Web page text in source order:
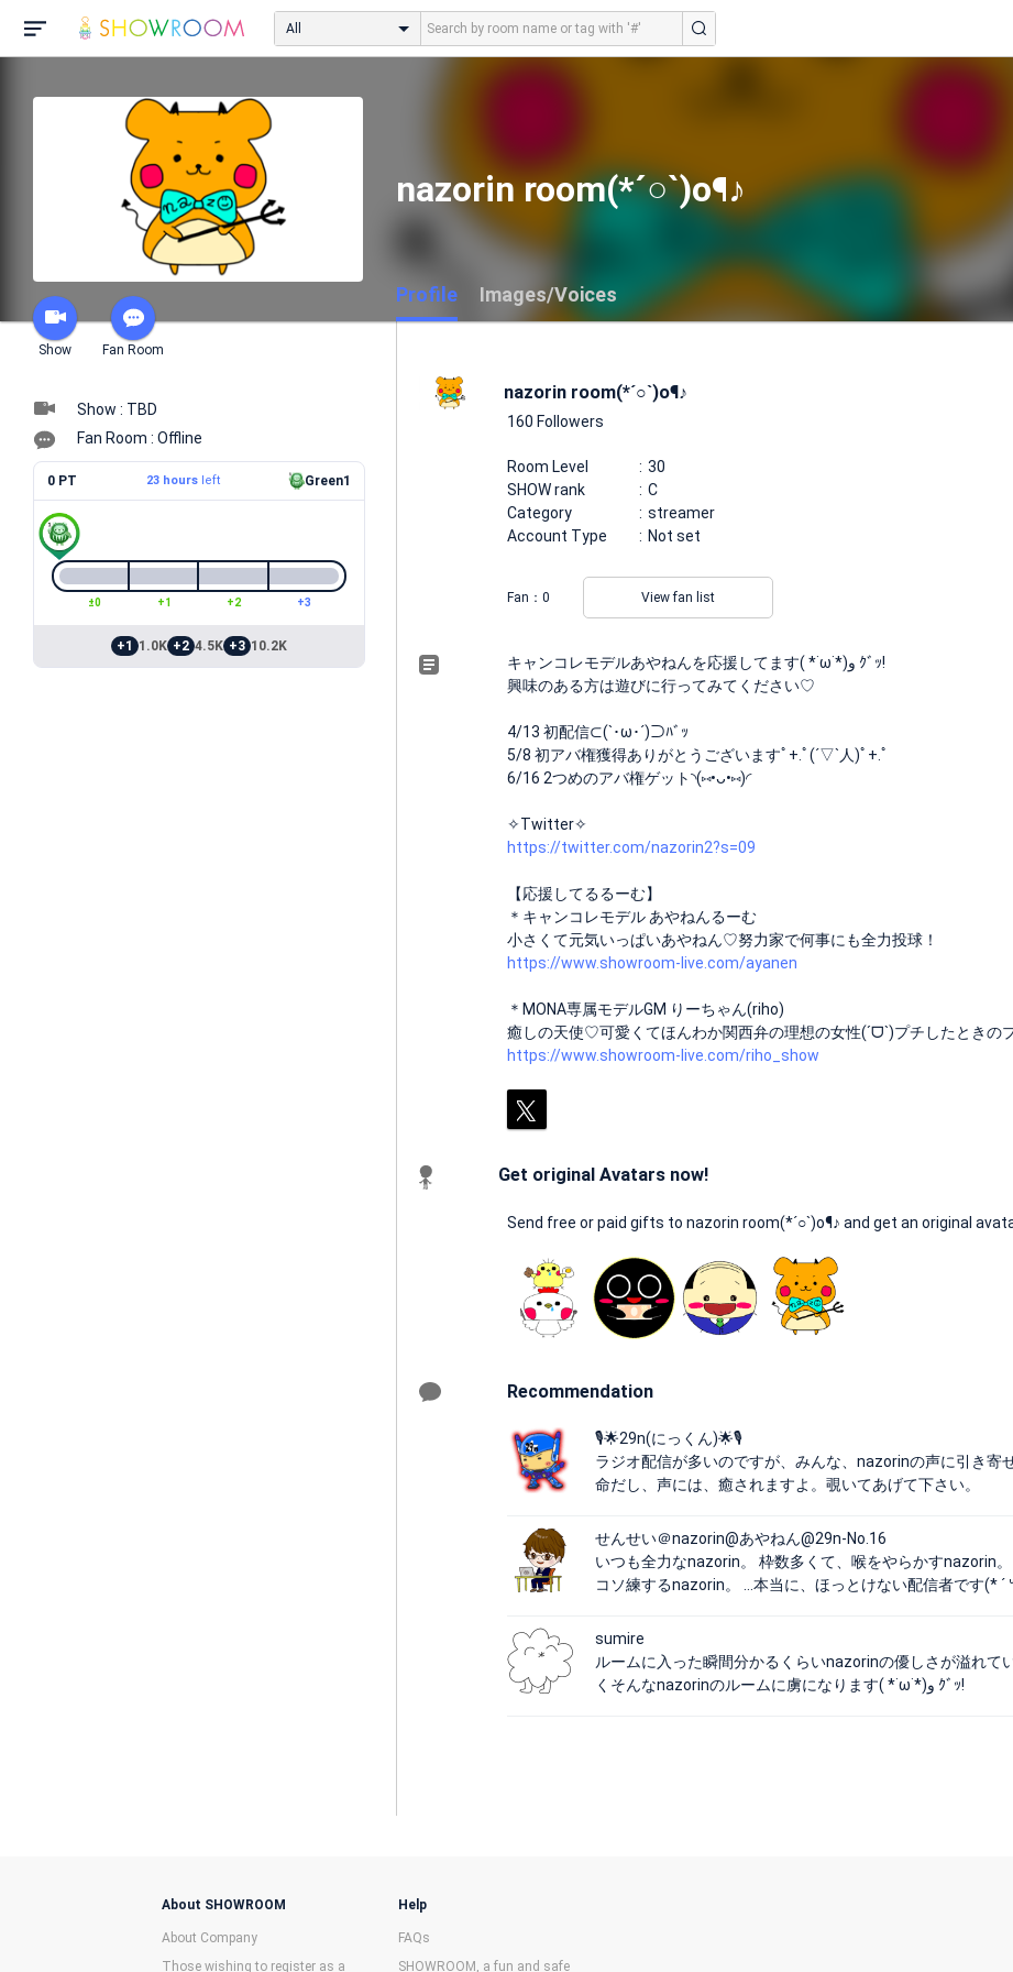
All
Show Fan Room
nazorin room(*´○`)o¶♪
Profile Images/Voices
Show : TBD
Fan Room : Offline
0 PT 23 hoursleft Green1
±0 +1 +2 +3
+1 1.0K +2 4.5K +3 10.2K
nazorin room(*´○`)o¶♪
160 Followers
Room Level
30
SHOW rank
C
Category
streamer
Account Type
Not set
Fan： 0 View fan list
キャンコレモデルあやねんを応援してます( *˙ω˙*)و ｸﾞｯ!
興味のある方は遊びに行ってみてください♡
4/13 初配信⊂(`･ω･´)⊃ﾊﾞｯ
5/8 初アバ権獲得ありがとうございますﾟ+.ﾟ(´▽`人)ﾟ+.ﾟ
6/16 2つめのアバ権ゲット◝(⑅•ᴗ•⑅)◜
✧︎Twitter✧︎
https://twitter.com/nazorin2?s=09
【応援してるるーむ】
＊キャンコレモデル あやねんるーむ
小さくて元気いっぱいあやねん♡努力家で何事にも全力投球！
https://www.showroom-live.com/ayanen
＊MONA専属モデルGM りーちゃん(riho)
癒しの天使♡可愛くてほんわか関西弁の理想の女性(ˊᗜˋ)プチしたときの
https://www.showroom-live.com/riho_show
Get original Avatars now!
Send free or paid gifts to nazorin room(*´○`)o¶♪ and get an original
Recommendation
🎙🌟29n(にっくん)🌟🎙
ラジオ配信が多いのですが、みんな、nazorinの声に引き
命だし、声には、癒されますよ。覗いてあげて下さい。
せんせい＠nazorin@あやねん@29n-No.16
いつも全力なnazorin。 枠数多くて、喉をやらかすnazorin
コソ練するnazorin。 …本当に、ほっとけない配信者です(* ´
sumire
ルームに入った瞬間分かるくらいnazorinの優しさが溢れ
くそんなnazorinのルームに虜になります( *˙ω˙*)و ｸﾞｯ!
About SHOWROOM
About Company
Those wishing to register as a
Help
FAQs
SHOWROOM, a fun and safe